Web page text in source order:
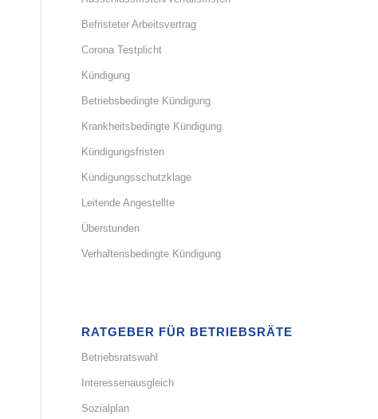
Befristeter Arbeitsvertrag
Corona Testplicht
Kündigung
Betriebsbedingte Kündigung
Krankheitsbedingte Kündigung
Kündigungsfristen
Kündigungsschutzklage
Leitende Angestellte
Überstunden
Verhaltensbedingte Kündigung
RATGEBER FÜR BETRIEBSRÄTE
Betriebsratswahl
Interessenausgleich
Sozialplan